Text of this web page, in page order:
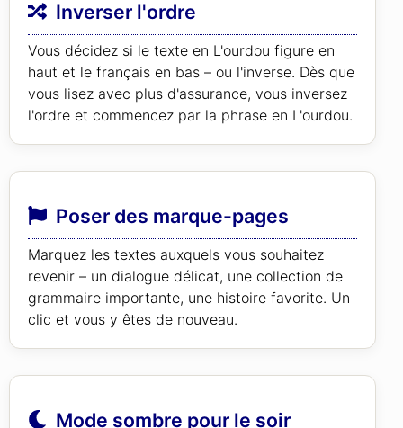
Inverser l'ordre
Vous décidez si le texte en L'ourdou figure en
haut et le français en bas – ou l'inverse. Dès que
vous lisez avec plus d'assurance, vous inversez
l'ordre et commencez par la phrase en L'ourdou.
Poser des marque-pages
Marquez les textes auxquels vous souhaitez
revenir – un dialogue délicat, une collection de
grammaire importante, une histoire favorite. Un
clic et vous y êtes de nouveau.
Mode sombre pour le soir